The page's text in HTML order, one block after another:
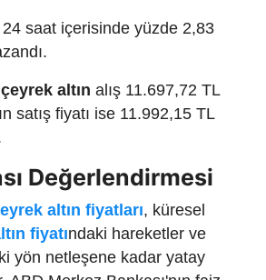
saat içerisinde yüzde 2,83
çeyrek altın alış 11.697,72 TL
satış fiyatı ise 11.992,15 TL
Değerlendirmesi
altın fiyatları, küresel
fiyatındaki hareketler ve
yön netleşene kadar yatay